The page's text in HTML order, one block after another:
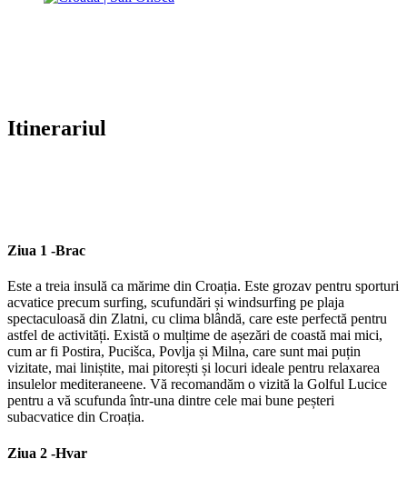
Itinerariul
Ziua 1 -Brac
Este a treia insulă ca mărime din Croația. Este grozav pentru sporturi
acvatice precum surfing, scufundări și windsurfing pe plaja
spectaculoasă din Zlatni, cu clima blândă, care este perfectă pentru
astfel de activități. Există o mulțime de așezări de coastă mai mici,
cum ar fi Postira, Pucišca, Povlja și Milna, care sunt mai puțin
vizitate, mai liniștite, mai pitorești și locuri ideale pentru relaxarea
insulelor mediteraneene. Vă recomandăm o vizită la Golful Lucice
pentru a vă scufunda într-una dintre cele mai bune peșteri
subacvatice din Croația.
Ziua 2 -Hvar